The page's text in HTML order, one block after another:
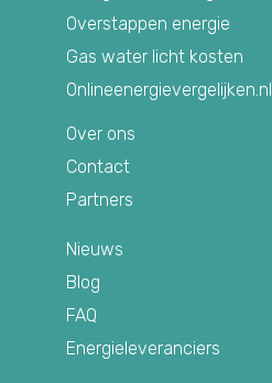
Overstappen energie
Gas water licht kosten
Onlineenergievergelijken.nl
Over ons
Contact
Partners
Nieuws
Blog
FAQ
Energieleveranciers